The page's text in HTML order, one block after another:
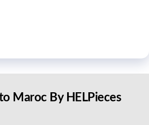
Maroc By HELPieces